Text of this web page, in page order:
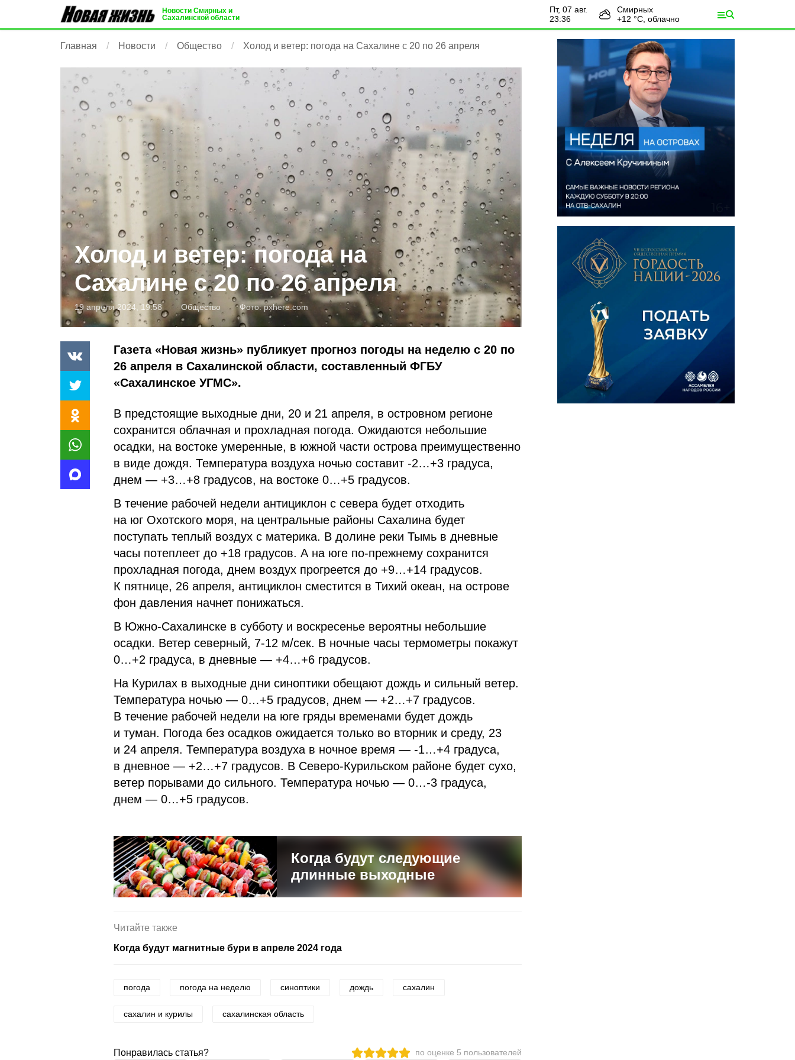
Новости Смирных и
Сахалинской области
пт, 07 авг.
23:36
Смирных
+12 °С, облачно
Главная Новости Общество Холод и ветер: погода на Сахалине с 20 по 26 апреля
Холод и ветер: погода на
Сахалине с 20 по 26 апреля
19 апреля 2024, 19:58 Общество Фото:pxhere.com
Газета «Новая жизнь» публикует прогноз погоды на неделю с 20 по
26 апреля в Сахалинской области, составленный ФГБУ
«Сахалинское УГМС».
В предстоящие выходные дни, 20 и 21 апреля, в островном регионе
сохранится облачная и прохладная погода. Ожидаются небольшие
осадки, на востоке умеренные, в южной части острова преимущественно
в виде дождя. Температура воздуха ночью составит -2…+3 градуса,
днем — +3…+8 градусов, на востоке 0…+5 градусов.
В течение рабочей недели антициклон с севера будет отходить
на юг Охотского моря, на центральные районы Сахалина будет
поступать теплый воздух с материка. В долине реки Тымь в дневные
часы потеплеет до +18 градусов. А на юге по-прежнему сохранится
прохладная погода, днем воздух прогреется до +9…+14 градусов.
К пятнице, 26 апреля, антициклон сместится в Тихий океан, на острове
фон давления начнет понижаться.
В Южно-Сахалинске в субботу и воскресенье вероятны небольшие
осадки. Ветер северный, 7-12 м/сек. В ночные часы термометры покажут
0…+2 градуса, в дневные — +4…+6 градусов.
На Курилах в выходные дни синоптики обещают дождь и сильный ветер.
Температура ночью — 0…+5 градусов, днем — +2…+7 градусов.
В течение рабочей недели на юге гряды временами будет дождь
и туман. Погода без осадков ожидается только во вторник и среду, 23
и 24 апреля. Температура воздуха в ночное время — -1…+4 градуса,
в дневное — +2…+7 градусов. В Северо-Курильском районе будет сухо,
ветер порывами до сильного. Температура ночью — 0…-3 градуса,
днем — 0…+5 градусов.
Когда будут следующие
длинные выходные
Читайте также
Когда будут магнитные бури в апреле 2024 года
погода погода на неделю синоптики дождь сахалин
сахалин и курилы сахалинская область
Понравилась статья? по оценке 5 пользователей